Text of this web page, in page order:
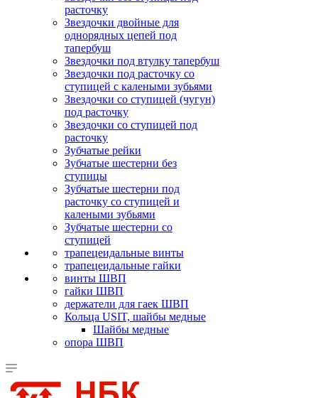
расточку
Звездочки двойные для
однорядных цепей под
тапербуш
Звездочки под втулку тапербуш
Звездочки под расточку со
ступицей с калеными зубьями
Звездочки со ступицей (чугун)
под расточку
Звездочки со ступицей под
расточку
Зубчатые рейки
Зубчатые шестерни без
ступицы
Зубчатые шестерни под
расточку со ступицей и
калеными зубьями
Зубчатые шестерни со
ступицей
трапецеидальные винты
трапецеидальные гайки
винты ШВП
гайки ШВП
держатели для гаек ШВП
Кольца USIT, шайбы медные
Шайбы медные
опора ШВП